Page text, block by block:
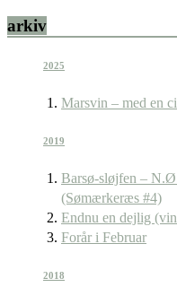
arkiv
2025
Marsvin – med en
2019
Barsø-sløjfen –
(Sømærkeræs #4)
Endnu en dejlig
Forår i Februar
2018